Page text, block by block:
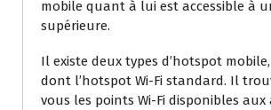
mobile quant à lui est accessible à
supérieure.
Il existe deux types d’hotspot mobile,
dont l’hotspot Wi-Fi standard. Il
vous les points Wi-Fi disponibles